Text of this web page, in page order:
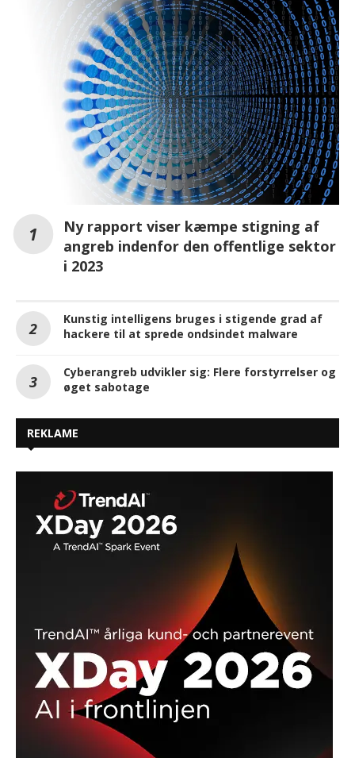
Ny rapport viser kæmpe stigning af
angreb indenfor den offentlige sektor
i 2023
Kunstig intelligens bruges i stigende grad af
hackere til at sprede ondsindet malware
Cyberangreb udvikler sig: Flere forstyrrelser og
øget sabotage
REKLAME